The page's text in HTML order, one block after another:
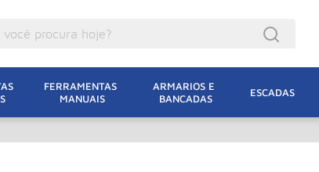
FERRAMENTAS
MANUAIS
ARMARIOS E
BANCADAS
ESCADAS